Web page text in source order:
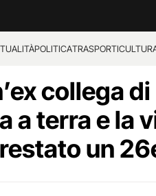
POLITICATRASPORTI
collega
a terra e la
un